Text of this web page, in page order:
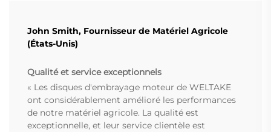
John Smith, Fournisseur de Matériel Agricole
(États-Unis)
Qualité et service exceptionnels
« Les disques d'embrayage moteur de WELTAKE
ont considérablement amélioré les performances
de notre matériel agricole. La qualité est
exceptionnelle, et leur service clientèle est